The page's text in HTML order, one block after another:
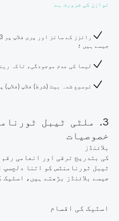
توازن کی ضرورت ہے:
جیسے ہیں ؛
لیما کی عدم موجودگی، تاکہ
توسیع شدہ بیٹ (شرط) فلاپ (فلاپ) پر پاٹ کے 50% سے
3. ملٹی ٹیبل
خصوصیات
بلائنڈز
کی بتدریج ترقی اور انعامی
ٹیبل ٹورنامنٹس کو اتنا
جیسے بلائنڈز بڑھتے ہیں،
اسٹیک کی اقسام